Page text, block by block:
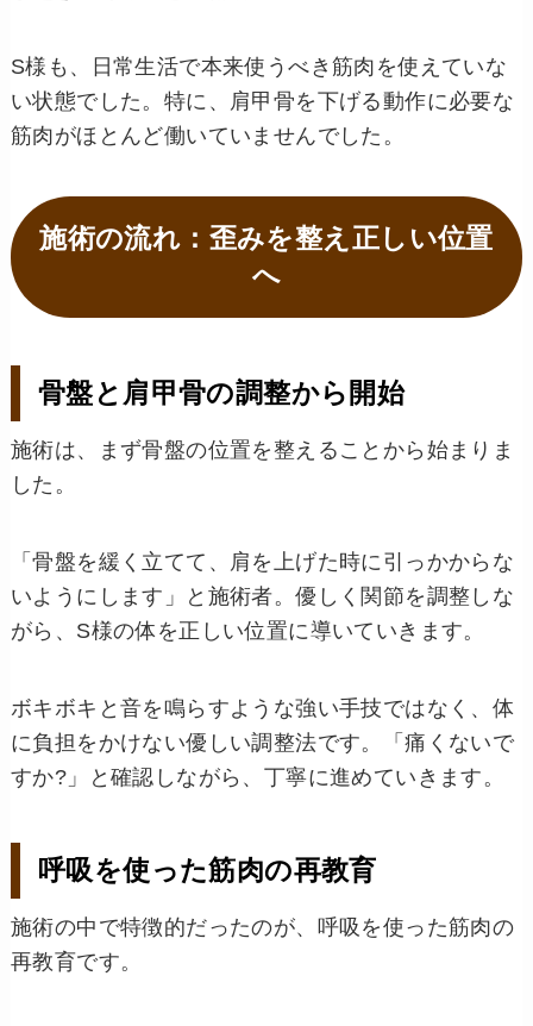
S様も、日常生活で本来使うべき筋肉を使えていな
い状態でした。特に、肩甲骨を下げる動作に必要な
筋肉がほとんど働いていませんでした。
施術の流れ：歪みを整え正しい位置
へ
骨盤と肩甲骨の調整から開始
施術は、まず骨盤の位置を整えることから始まりま
した。
「骨盤を緩く立てて、肩を上げた時に引っかからな
いようにします」と施術者。優しく関節を調整しな
がら、S様の体を正しい位置に導いていきます。
ボキボキと音を鳴らすような強い手技ではなく、体
に負担をかけない優しい調整法です。「痛くないで
すか?」と確認しながら、丁寧に進めていきます。
呼吸を使った筋肉の再教育
施術の中で特徴的だったのが、呼吸を使った筋肉の
再教育です。